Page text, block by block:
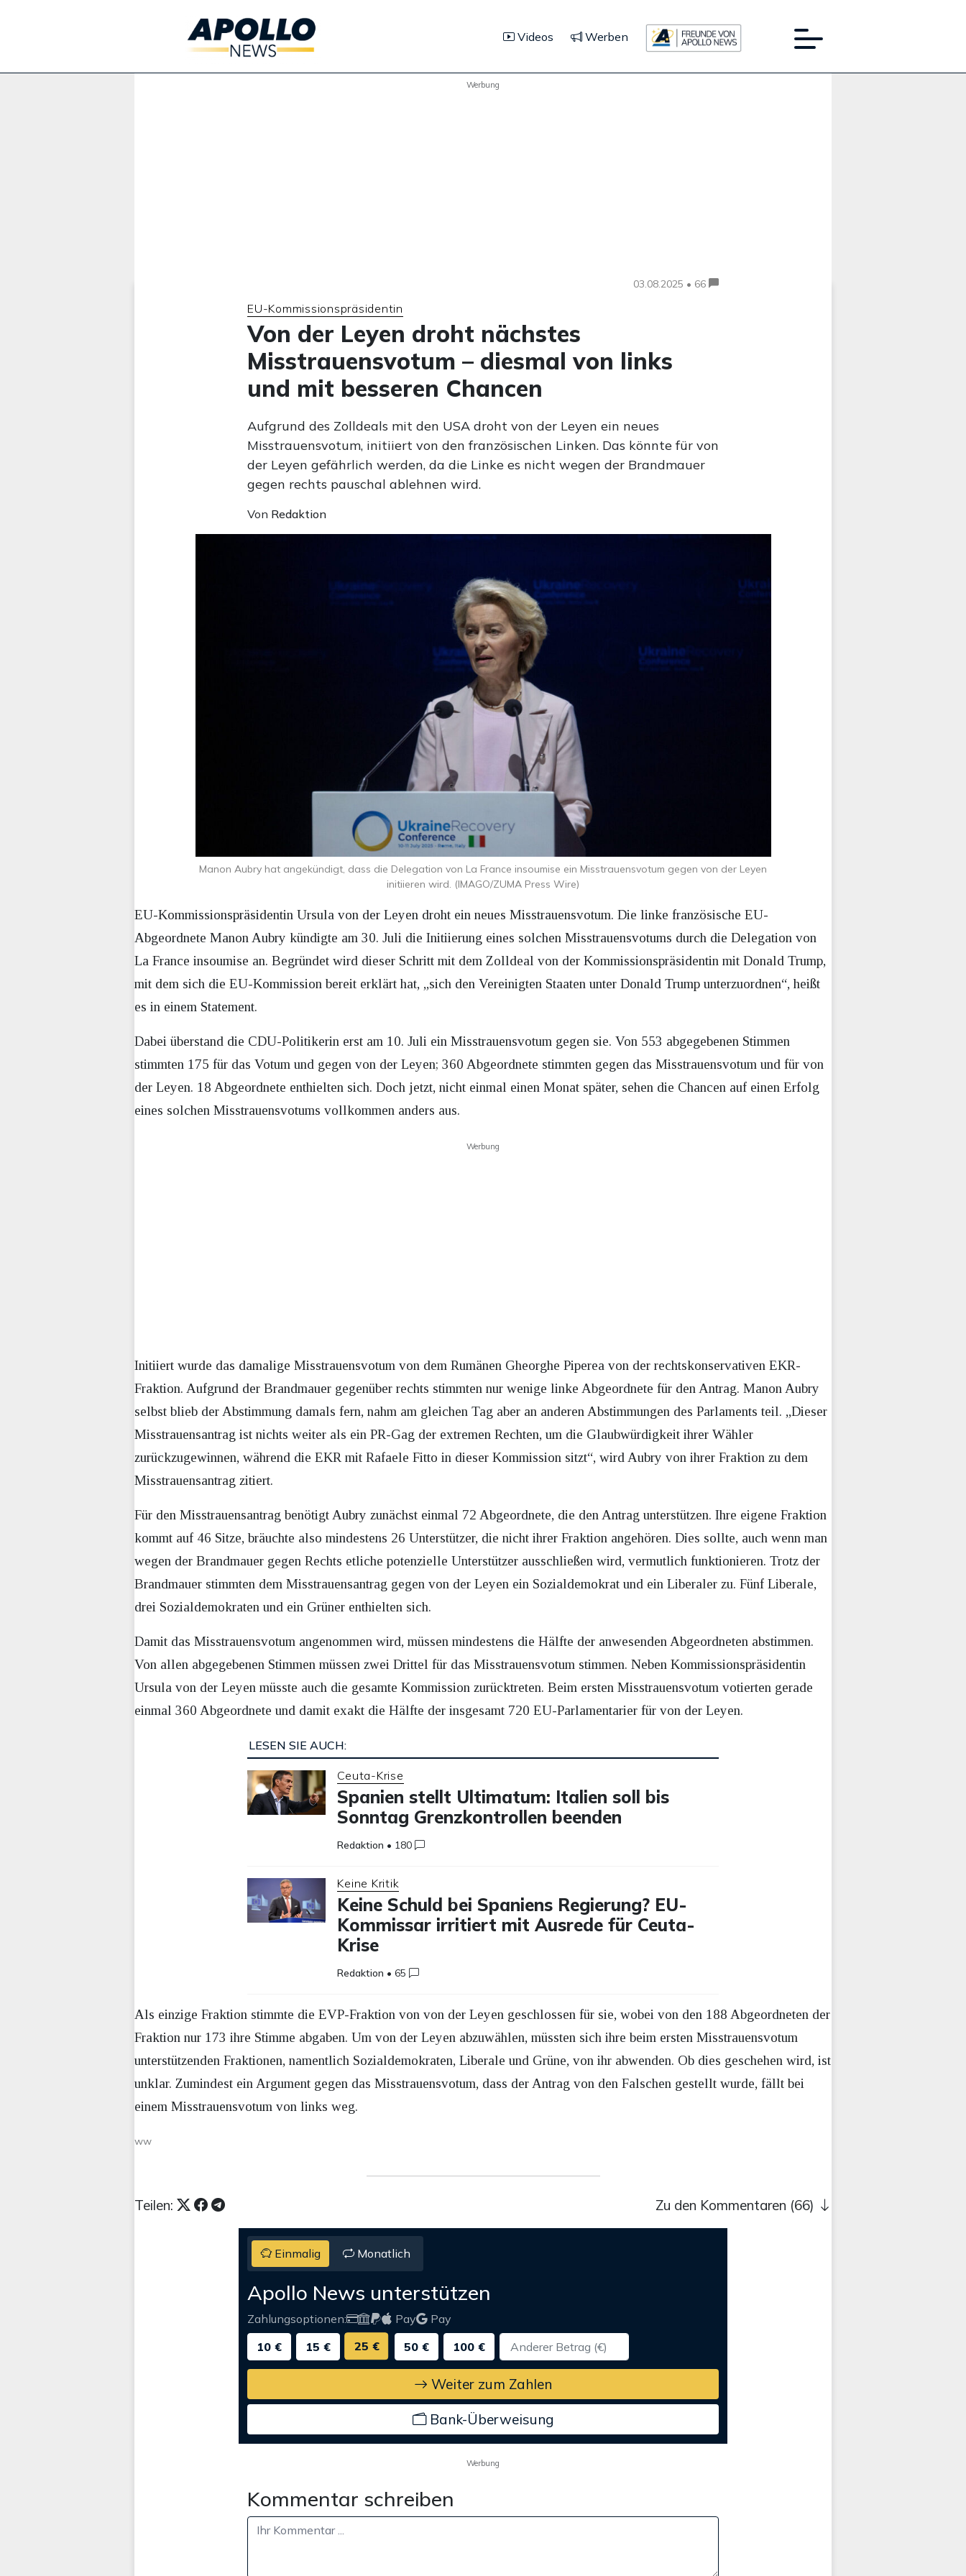
Videos Werben
Werbung
03.08.2025 • 66
EU-Kommissionspräsidentin
Von der Leyen droht nächstes
Misstrauensvotum – diesmal von links
und mit besseren Chancen
Aufgrund des Zolldeals mit den USA droht von der Leyen ein neues
Misstrauensvotum, initiiert von den französischen Linken. Das könnte für von
der Leyen gefährlich werden, da die Linke es nicht wegen der Brandmauer
gegen rechts pauschal ablehnen wird.
Von Redaktion
Manon Aubry hat angekündigt, dass die Delegation von La France insoumise ein Misstrauensvotum gegen von der Leyen
initiieren wird. (IMAGO/ZUMA Press Wire)
EU-Kommissionspräsidentin Ursula von der Leyen droht ein neues Misstrauensvotum. Die linke französische EU-
Abgeordnete Manon Aubry kündigte am 30. Juli die Initiierung eines solchen Misstrauensvotums durch die Delegation von
La France insoumise an. Begründet wird dieser Schritt mit dem Zolldeal von der Kommissionspräsidentin mit Donald Trump,
mit dem sich die EU-Kommission bereit erklärt hat, „sich den Vereinigten Staaten unter Donald Trump unterzuordnen“, heißt
es in einem Statement.
Dabei überstand die CDU-Politikerin erst am 10. Juli ein Misstrauensvotum gegen sie. Von 553 abgegebenen Stimmen
stimmten 175 für das Votum und gegen von der Leyen; 360 Abgeordnete stimmten gegen das Misstrauensvotum und für von
der Leyen. 18 Abgeordnete enthielten sich. Doch jetzt, nicht einmal einen Monat später, sehen die Chancen auf einen Erfolg
eines solchen Misstrauensvotums vollkommen anders aus.
Werbung
Initiiert wurde das damalige Misstrauensvotum von dem Rumänen Gheorghe Piperea von der rechtskonservativen EKR-
Fraktion. Aufgrund der Brandmauer gegenüber rechts stimmten nur wenige linke Abgeordnete für den Antrag. Manon Aubry
selbst blieb der Abstimmung damals fern, nahm am gleichen Tag aber an anderen Abstimmungen des Parlaments teil. „Dieser
Misstrauensantrag ist nichts weiter als ein PR-Gag der extremen Rechten, um die Glaubwürdigkeit ihrer Wähler
zurückzugewinnen, während die EKR mit Rafaele Fitto in dieser Kommission sitzt“, wird Aubry von ihrer Fraktion zu dem
Misstrauensantrag zitiert.
Für den Misstrauensantrag benötigt Aubry zunächst einmal 72 Abgeordnete, die den Antrag unterstützen. Ihre eigene Fraktion
kommt auf 46 Sitze, bräuchte also mindestens 26 Unterstützer, die nicht ihrer Fraktion angehören. Dies sollte, auch wenn man
wegen der Brandmauer gegen Rechts etliche potenzielle Unterstützer ausschließen wird, vermutlich funktionieren. Trotz der
Brandmauer stimmten dem Misstrauensantrag gegen von der Leyen ein Sozialdemokrat und ein Liberaler zu. Fünf Liberale,
drei Sozialdemokraten und ein Grüner enthielten sich.
Damit das Misstrauensvotum angenommen wird, müssen mindestens die Hälfte der anwesenden Abgeordneten abstimmen.
Von allen abgegebenen Stimmen müssen zwei Drittel für das Misstrauensvotum stimmen. Neben Kommissionspräsidentin
Ursula von der Leyen müsste auch die gesamte Kommission zurücktreten. Beim ersten Misstrauensvotum votierten gerade
einmal 360 Abgeordnete und damit exakt die Hälfte der insgesamt 720 EU-Parlamentarier für von der Leyen.
LESEN SIE AUCH:
Ceuta-Krise
Spanien stellt Ultimatum: Italien soll bis
Sonntag Grenzkontrollen beenden
Redaktion • 180
Keine Kritik
Keine Schuld bei Spaniens Regierung? EU-
Kommissar irritiert mit Ausrede für Ceuta-
Krise
Redaktion •65
Als einzige Fraktion stimmte die EVP-Fraktion von von der Leyen geschlossen für sie, wobei von den 188 Abgeordneten der
Fraktion nur 173 ihre Stimme abgaben. Um von der Leyen abzuwählen, müssten sich ihre beim ersten Misstrauensvotum
unterstützenden Fraktionen, namentlich Sozialdemokraten, Liberale und Grüne, von ihr abwenden. Ob dies geschehen wird, ist
unklar. Zumindest ein Argument gegen das Misstrauensvotum, dass der Antrag von den Falschen gestellt wurde, fällt bei
einem Misstrauensvotum von links weg.
ww
Teilen: Zu den Kommentaren (66)
Einmalig Monatlich
Apollo News unterstützen
Zahlungsoptionen: Pay
Pay
10 €
15 € 25 € 50 € 100 €
Weiter zum Zahlen
Bank-Überweisung
Werbung
Kommentar schreiben